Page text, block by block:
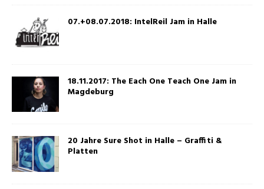
07.+08.07.2018: IntelReil Jam in Halle
18.11.2017: The Each One Teach One Jam in
Magdeburg
20 Jahre Sure Shot in Halle – Graffiti &
Platten